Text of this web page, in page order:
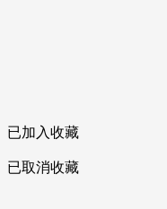
已加入收藏
已取消收藏